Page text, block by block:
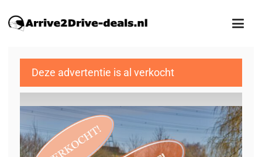
Deze advertentie is al verkocht